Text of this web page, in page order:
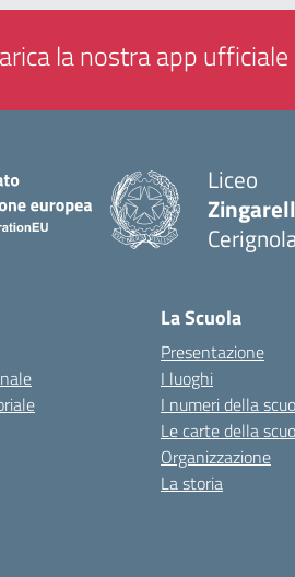
la nostra app ufficiale
Liceo
La Scuola
Presentazione
I luoghi
I numeri della
Le carte della
Organizzazione
La storia